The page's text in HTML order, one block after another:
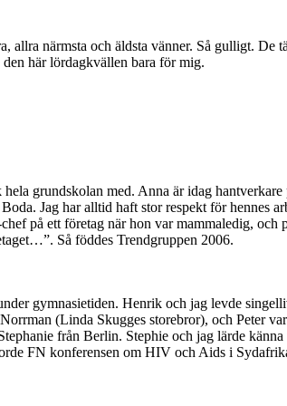
allra närmsta och äldsta vänner. Så gulligt.
här lördagkvällen bara för mig.
grundskolan med. Anna är idag
Jag har alltid haft stor respekt för
på ett företag när hon var mammaledig,
Så föddes Trendgruppen 2006.
gymnasietiden. Henrik och jag levde
(Linda Skugges storebror), och Peter
från Berlin. Stephie och jag lärde
FN konferensen om HIV och Aids i